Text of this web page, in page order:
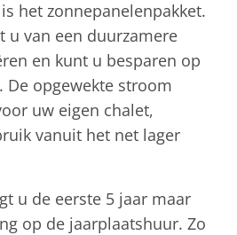
het zonnepanelenpakket.
u van een duurzamere
en kunt u besparen op
De opgewekte stroom
uw eigen chalet,
vanuit het net lager
u de eerste 5 jaar maar
op de jaarplaatshuur. Zo